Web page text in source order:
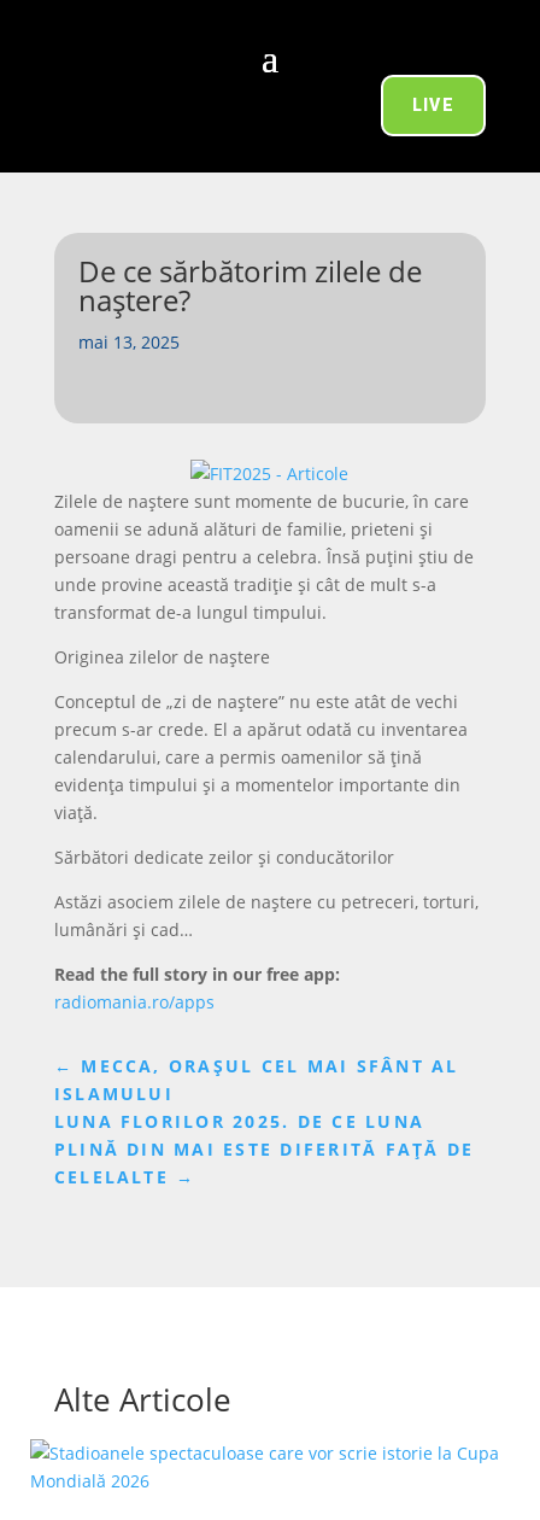
LIVE
De ce sărbătorim zilele de
naștere?
mai 13, 2025
Zilele de naștere sunt momente de bucurie, în care
oamenii se adună alături de familie, prieteni și
persoane dragi pentru a celebra. Însă puțini știu de
unde provine această tradiție și cât de mult s-a
transformat de-a lungul timpului.
Originea zilelor de naștere
Conceptul de „zi de naștere” nu este atât de vechi
precum s-ar crede. El a apărut odată cu inventarea
calendarului, care a permis oamenilor să țină
evidența timpului și a momentelor importante din
viață.
Sărbători dedicate zeilor și conducătorilor
Astăzi asociem zilele de naștere cu petreceri, torturi,
lumânări și cad…
Read the full story in our free app:
radiomania.ro/apps
← MECCA, ORAȘUL CEL MAI SFÂNT AL
ISLAMULUI
LUNA FLORILOR 2025. DE CE LUNA
PLINĂ DIN MAI ESTE DIFERITĂ FAȚĂ DE
CELELALTE →
Alte Articole